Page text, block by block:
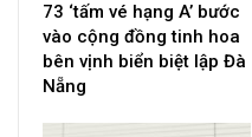
73 ‘tấm vé hạng A’ bước
vào cộng đồng tinh hoa
bên vịnh biển biệt lập Đà
Nẵng